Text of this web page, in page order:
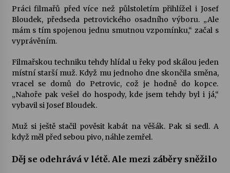
14. 7. 2026
13. 7. 2026
Varhanní recitál Michala Novenka v Klášteře
Želiv
3. 7. 2026
Petr Adamec – Malovaný svět
Práci filmařů před více než půlstoletím přihlížel i Josef
Bloudek, předseda petrovického osadního výboru. „Ale
mám s tím spojenou jednu smutnou vzpomínku,“ začal s
vyprávěním.
Filmařskou techniku tehdy hlídal u řeky pod skálou jeden
místní starší muž. Když mu jednoho dne skončila směna,
vracel se domů do Petrovic, což je hodně do kopce.
„Nahoře pak vešel do hospody, kde jsem tehdy byl i já,“
vybavil si Josef Bloudek.
Muž si ještě stačil pověsit kabát na věšák. Pak si sedl. A
když měl před sebou pivo, náhle zemřel.
Děj se odehrává v létě. Ale mezi záběry sněžilo